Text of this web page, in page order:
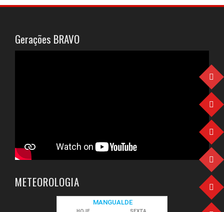
Gerações BRAVO
METEOROLOGIA